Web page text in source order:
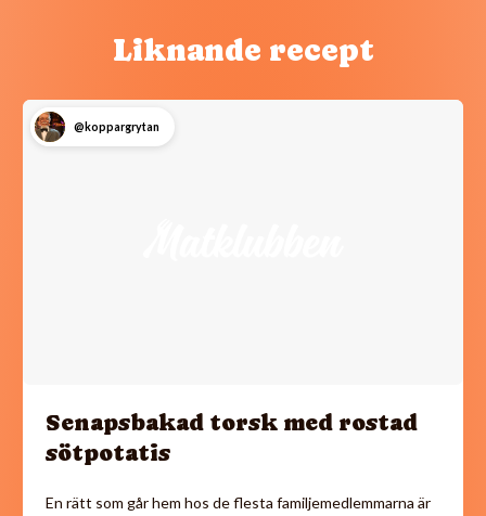
Liknande recept
@koppargrytan
Senapsbakad torsk med rostad
sötpotatis
En rätt som går hem hos de flesta familjemedlemmarna är